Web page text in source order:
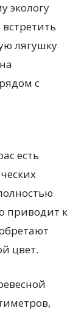
экологу
лягушку
с
есть
приводит к
цвет.